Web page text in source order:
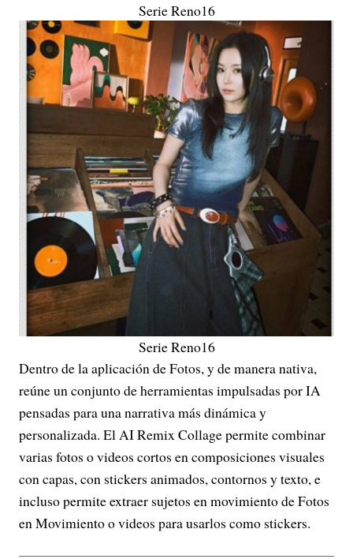
Serie Reno16
Serie Reno16
Dentro de la aplicación de Fotos, y de manera nativa,
reúne un conjunto de herramientas impulsadas por IA
pensadas para una narrativa más dinámica y
personalizada. El AI Remix Collage permite combinar
varias fotos o videos cortos en composiciones visuales
con capas, con stickers animados, contornos y texto, e
incluso permite extraer sujetos en movimiento de Fotos
en Movimiento o videos para usarlos como stickers.